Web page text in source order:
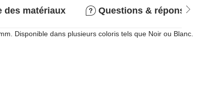
des matériaux Questions & réponses
Disponible dans plusieurs coloris tels que Noir ou Blanc.